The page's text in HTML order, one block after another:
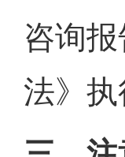
咨询
法》执